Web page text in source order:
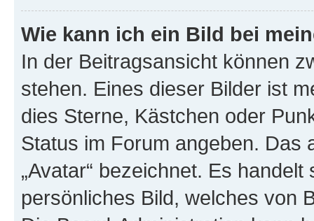
Wie kann ich ein Bild bei
In der Beitragsansicht können
stehen. Eines dieser Bilder ist
dies Sterne, Kästchen oder
Status im Forum angeben. Das
„Avatar“ bezeichnet. Es
persönliches Bild, welches von